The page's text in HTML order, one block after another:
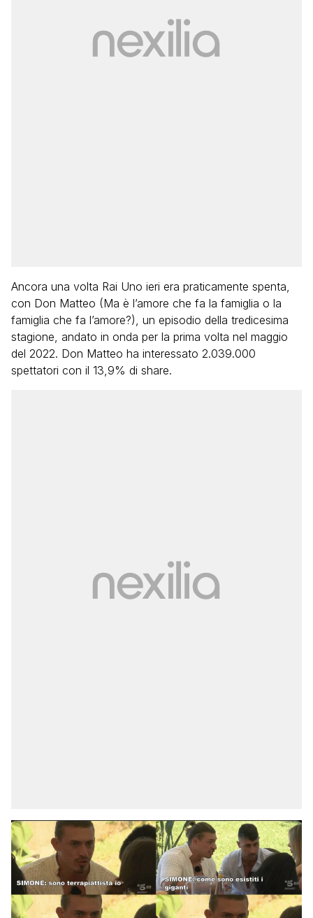
Ancora una volta Rai Uno ieri era praticamente spenta,
con Don Matteo (Ma è l’amore che fa la famiglia o la
famiglia che fa l’amore?), un episodio della tredicesima
stagione, andato in onda per la prima volta nel maggio
del 2022. Don Matteo ha interessato 2.039.000
spettatori con il 13,9% di share.